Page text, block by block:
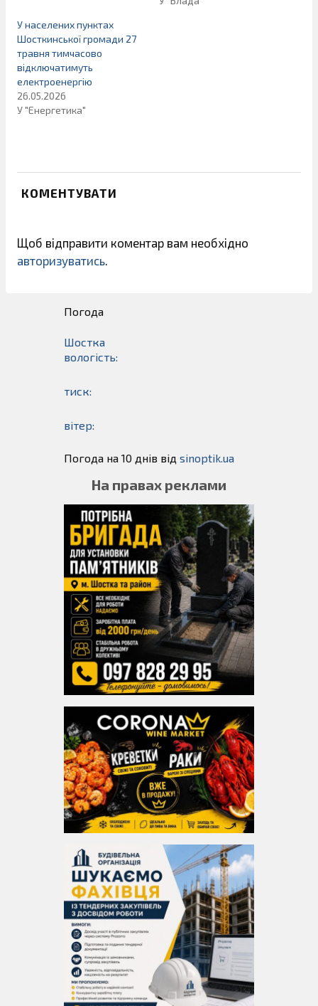
У населених пунктах
Шосткинської громади 27
травня тимчасово
відключатимуть
електроенергію
26.05.2026
У "Енергетика"
КОМЕНТУВАТИ
Щоб відправити коментар вам необхідно
авторизуватись
Погода
Шостка
вологість:
тиск:
вітер:
Погода на 10 днів від sinoptik.ua
На правах реклами